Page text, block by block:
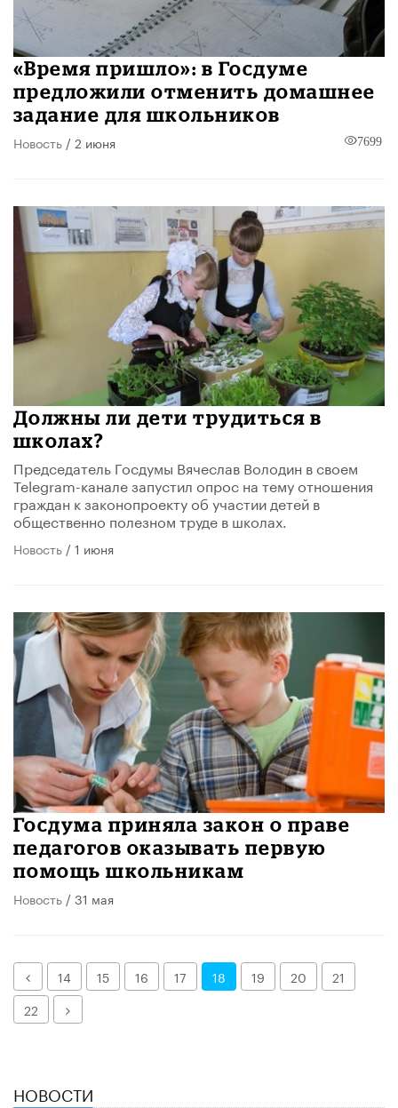
«Время пришло»: в Госдуме
предложили отменить домашнее
задание для школьников
Новость / 2 июня 7699
Должны ли дети трудиться в
школах?
Председатель Госдумы Вячеслав Володин в своем
Telegram-канале запустил опрос на тему отношения
граждан к законопроекту об участии детей в
общественно полезном труде в школах.
Новость / 1 июня
Госдума приняла закон о праве
педагогов оказывать первую
помощь школьникам
Новость / 31 мая
Назад14 15 16 17 18 19 20
21
22
Далее
НОВОСТИ